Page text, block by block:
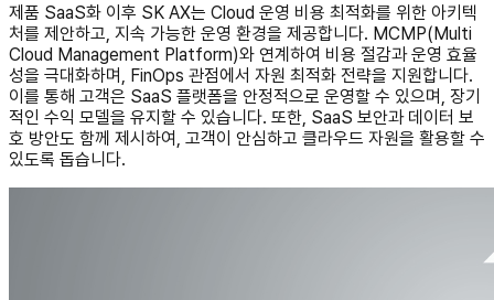
제품 SaaS화 이후 SK AX는 Cloud 운영 비용 최적화를 위한 아키텍
처를 제안하고, 지속 가능한 운영 환경을 제공합니다. MCMP(Multi
Cloud Management Platform)와 연계하여 비용 절감과 운영 효율
성을 극대화하며, FinOps 관점에서 자원 최적화 전략을 지원합니다.
이를 통해 고객은 SaaS 플랫폼을 안정적으로 운영할 수 있으며, 장기
적인 수익 모델을 유지할 수 있습니다. 또한, SaaS 보안과 데이터 보
호 방안도 함께 제시하여, 고객이 안심하고 클라우드 자원을 활용할 수
있도록 돕습니다.